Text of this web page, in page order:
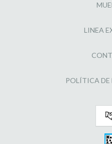
LINEA
POLÍTICA DE